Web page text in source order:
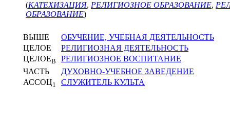
(КАТЕХИЗАЦИЯ, РЕЛИГИОЗНОЕ ОБРАЗОВАНИЕ,
ОБРАЗОВАНИЕ)
ВЫШЕ
ОБУЧЕНИЕ, УЧЕБНАЯ ДЕЯТЕЛЬНОСТЬ
ЦЕЛОЕ
РЕЛИГИОЗНАЯ ДЕЯТЕЛЬНОСТЬ
ЦЕЛОЕВ
РЕЛИГИОЗНОЕ ВОСПИТАНИЕ
ЧАСТЬ
ДУХОВНО-УЧЕБНОЕ ЗАВЕДЕНИЕ
АССОЦ1 СЛУЖИТЕЛЬ КУЛЬТА